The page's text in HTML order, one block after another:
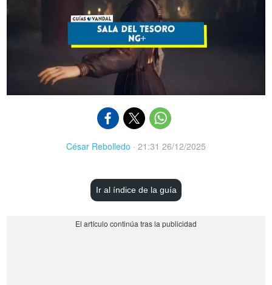
César Rebolledo · 21:31 26/12/2025
Ir al índice de la guía